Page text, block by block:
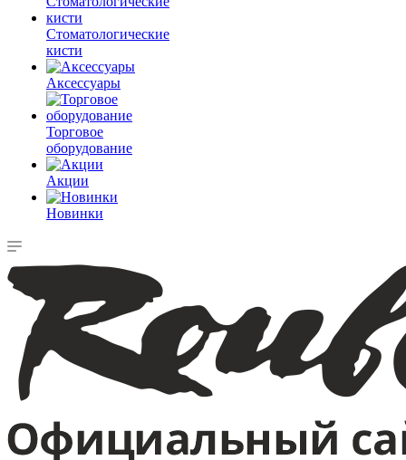
Стоматологические
кисти
Аксессуары
Торговое
оборудование
Акции
Новинки